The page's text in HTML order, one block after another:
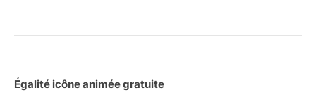
Égalité icône animée gratuite